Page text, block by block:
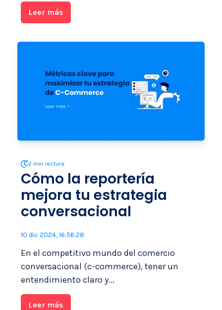
Leer más
2 min lectura.
Cómo la reportería
mejora tu estrategia
conversacional
10 dic 2024, 16:56:28
En el competitivo mundo del comercio
conversacional (c-commerce), tener un
entendimiento claro y...
Leer más